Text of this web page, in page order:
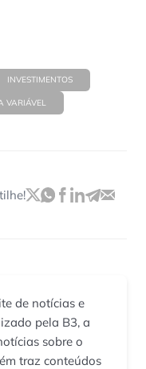
INVESTIMENTOS
VARIÁVEL
de notícias e
pela B3, a
sobre o
traz conteúdos